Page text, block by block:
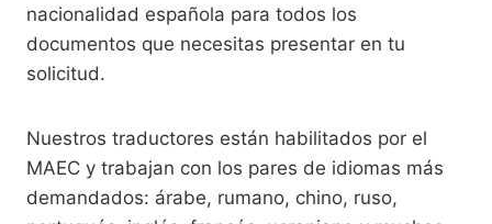
nacionalidad española para todos los
documentos que necesitas presentar en tu
solicitud.
Nuestros traductores están habilitados por el
MAEC y trabajan con los pares de idiomas más
demandados: árabe, rumano, chino, ruso,